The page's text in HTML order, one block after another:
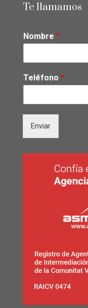
Te llamamos
Nombre *
Teléfono *
Enviar